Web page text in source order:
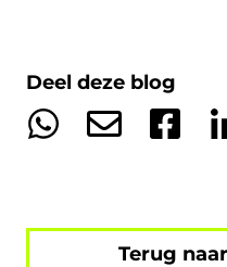
Deel deze blog
Terug